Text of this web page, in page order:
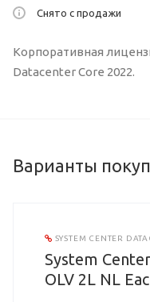
Снято с продажи
Корпоративная
Datacenter Core 2022.
Варианты
SYSTEM CENTER
System
OLV 2L NL